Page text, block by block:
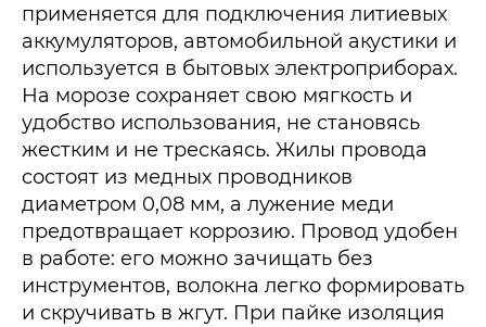
применяется для подключения литиевых
аккумуляторов, автомобильной акустики и
используется в бытовых электроприборах.
На морозе сохраняет свою мягкость и
удобство использования, не становясь
жестким и не трескаясь. Жилы провода
состоят из медных проводников
диаметром 0,08 мм, а лужение меди
предотвращает коррозию. Провод удобен
в работе: его можно зачищать без
инструментов, волокна легко формировать
и скручивать в жгут. При пайке изоляция